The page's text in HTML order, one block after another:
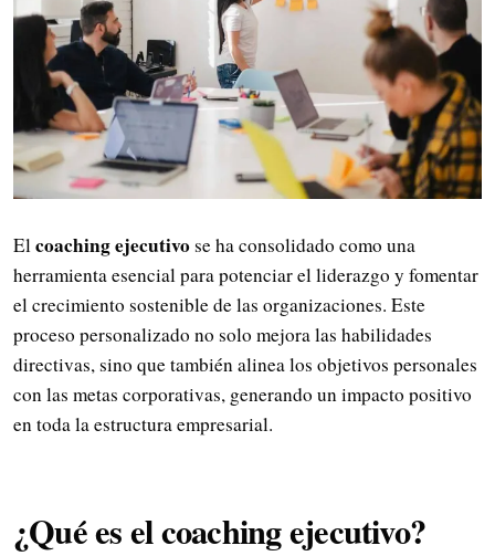
Elcoaching ejecutivose ha consolidado como una
herramienta esencial para potenciar el liderazgo y fomentar
el crecimiento sostenible de las organizaciones. Este
proceso personalizado no solo mejora las habilidades
directivas, sino que también alinea los objetivos personales
con las metas corporativas, generando un impacto positivo
en toda la estructura empresarial.
¿Qué es el coaching ejecutivo?